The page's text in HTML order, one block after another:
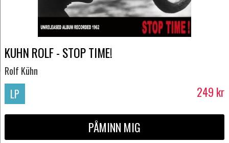
KUHN ROLF - STOP TIME!
Rolf Kühn
LP 249 kr
PÅMINN MIG